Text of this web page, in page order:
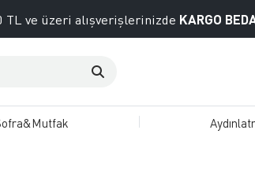
TL ve üzeri alışverişlerinizde KARGO